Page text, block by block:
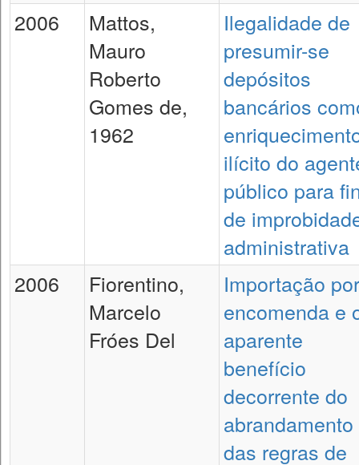
2006
Mattos,
Mauro
Roberto
Gomes de,
1962
Ilegalidade de
presumir-se
depósitos
bancários
ilícito do
público para
de
administrativa
2006
Fiorentino,
Marcelo
Fróes Del
Importação por
encomenda e
aparente
benefício
decorrente do
abrandamento
das regras de